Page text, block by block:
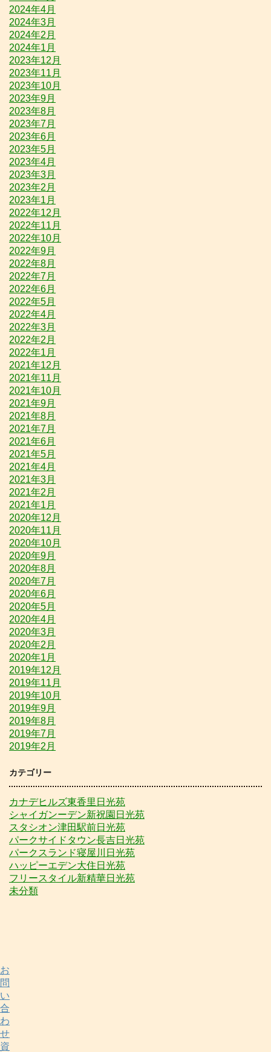
2024年4月
2024年3月
2024年2月
2024年1月
2023年12月
2023年11月
2023年10月
2023年9月
2023年8月
2023年7月
2023年6月
2023年5月
2023年4月
2023年3月
2023年2月
2023年1月
2022年12月
2022年11月
2022年10月
2022年9月
2022年8月
2022年7月
2022年6月
2022年5月
2022年4月
2022年3月
2022年2月
2022年1月
2021年12月
2021年11月
2021年10月
2021年9月
2021年8月
2021年7月
2021年6月
2021年5月
2021年4月
2021年3月
2021年2月
2021年1月
2020年12月
2020年11月
2020年10月
2020年9月
2020年8月
2020年7月
2020年6月
2020年5月
2020年4月
2020年3月
2020年2月
2020年1月
2019年12月
2019年11月
2019年10月
2019年9月
2019年8月
2019年7月
2019年2月
カテゴリー
カナデヒルズ東香里日光苑
シャイガンーデン新祝園日光苑
スタシオン津田駅前日光苑
パークサイドタウン長吉日光苑
パークスランド寝屋川日光苑
ハッピーエデン大住日光苑
フリースタイル新精華日光苑
未分類
お
問
い
合
わ
せ
資